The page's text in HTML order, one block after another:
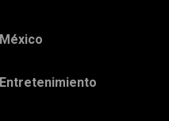
México
Entretenimiento